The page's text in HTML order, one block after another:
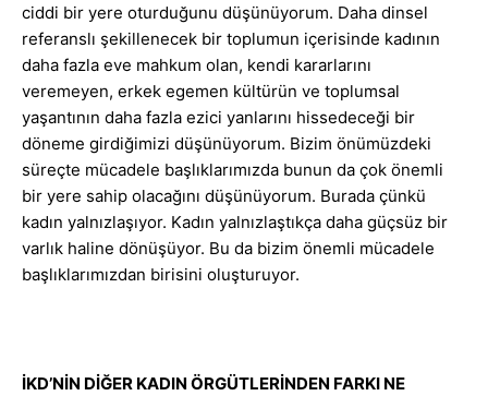
ciddi bir yere oturduğunu düşünüyorum. Daha dinsel
referanslı şekillenecek bir toplumun içerisinde kadının
daha fazla eve mahkum olan, kendi kararlarını
veremeyen, erkek egemen kültürün ve toplumsal
yaşantının daha fazla ezici yanlarını hissedeceği bir
döneme girdiğimizi düşünüyorum. Bizim önümüzdeki
süreçte mücadele başlıklarımızda bunun da çok önemli
bir yere sahip olacağını düşünüyorum. Burada çünkü
kadın yalnızlaşıyor. Kadın yalnızlaştıkça daha güçsüz bir
varlık haline dönüşüyor. Bu da bizim önemli mücadele
başlıklarımızdan birisini oluşturuyor.
İKD’NİN DİĞER KADIN ÖRGÜTLERİNDEN FARKI NE